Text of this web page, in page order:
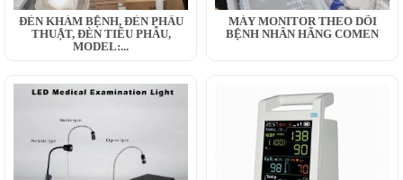
ĐÈN KHÁM BỆNH, ĐÈN PHẪU
THUẬT, ĐÈN TIỂU PHẪU,
MODEL:...
MÁY MONITOR THEO DÕI
BỆNH NHÂN HÃNG COMEN